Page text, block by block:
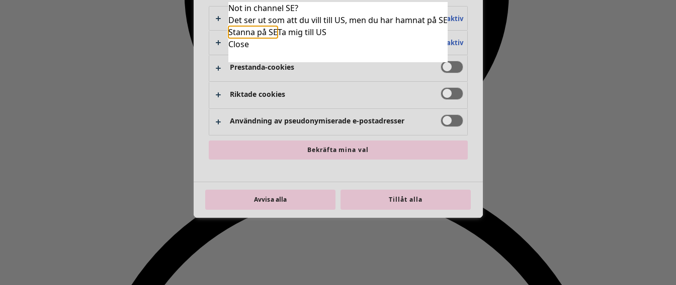
Not in channel SE?
Det ser ut som att du vill till US, men du har hamnat på SE
Stanna på SETa mig till US
Close
Absolut nödvändiga cookies Alltid aktiv
Funktionella cookies Alltid aktiv
Prestanda-cookies
Riktade cookies
Användning av pseudonymiserade e-postadresser
Bekräfta mina val
Avvisa alla Tillåt alla